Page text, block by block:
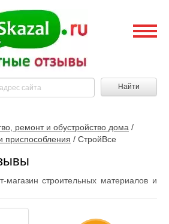
Найти
ремонт и обустройство дома /
приспособления / СтройВсе
строительных материалов и